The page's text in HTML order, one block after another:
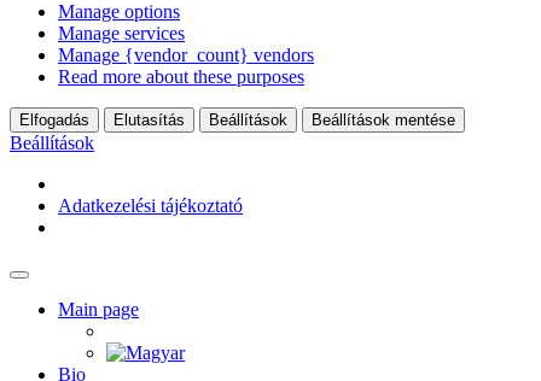
Manage options
Manage services
Manage {vendor_count} vendors
Read more about these purposes
Elfogadás Elutasítás Beállítások Beállítások mentése
Beállítások
Adatkezelési tájékoztató
Main page
Bio